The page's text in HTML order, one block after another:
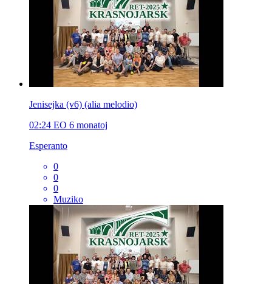
Jenisejka (v6) (alia melodio)
02:24 EO 6 monatoj
Esperanto
0
0
0
Muziko